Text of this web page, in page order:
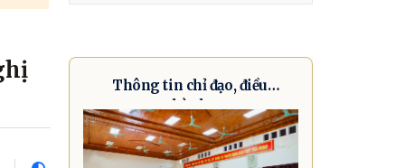
Thông tin chỉ đạo, điều
hành